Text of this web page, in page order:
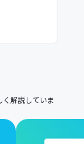
解説していま